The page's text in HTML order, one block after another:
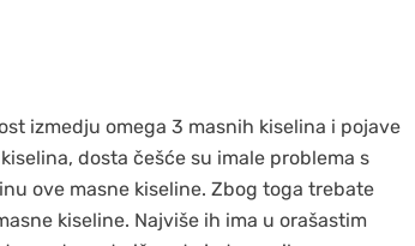
izmedju omega 3 masnih kiselina i pojave
dosta češće su imale problema s
ove masne kiseline. Zbog toga trebate
kiseline. Najviše ih ima u orašastim